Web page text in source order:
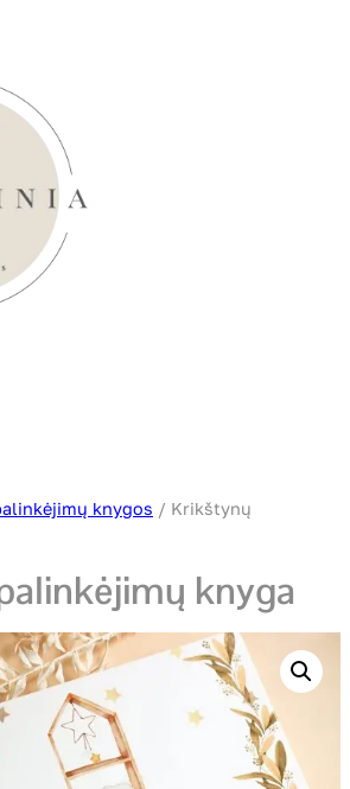
knygos / Krikštynų
knyga